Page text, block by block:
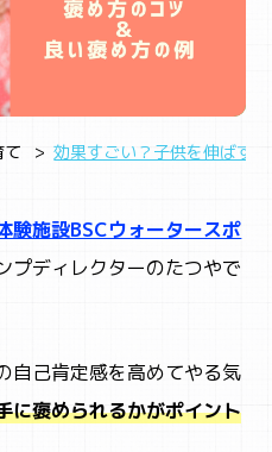
て 効果すごい？子供を伸ばす
験施設BSCウォータースポ
プディレクターのたつやで
自己肯定感を高めてやる気
に褒められるかがポイント